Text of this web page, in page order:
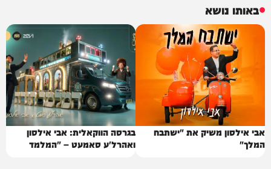
באותו נושא
אבי אילסון משיק את "ישתבח
המלך"
בגרסה הווקאלית: אבי אילסון
ואהרל'ע סאמעט – "המלמד